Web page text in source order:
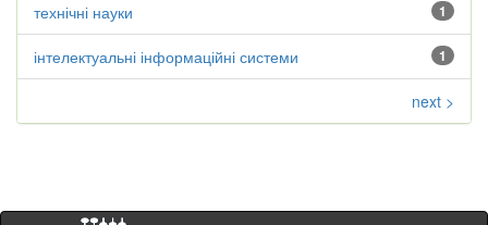
1
технічні науки
1
інтелектуальні інформаційні системи
next >